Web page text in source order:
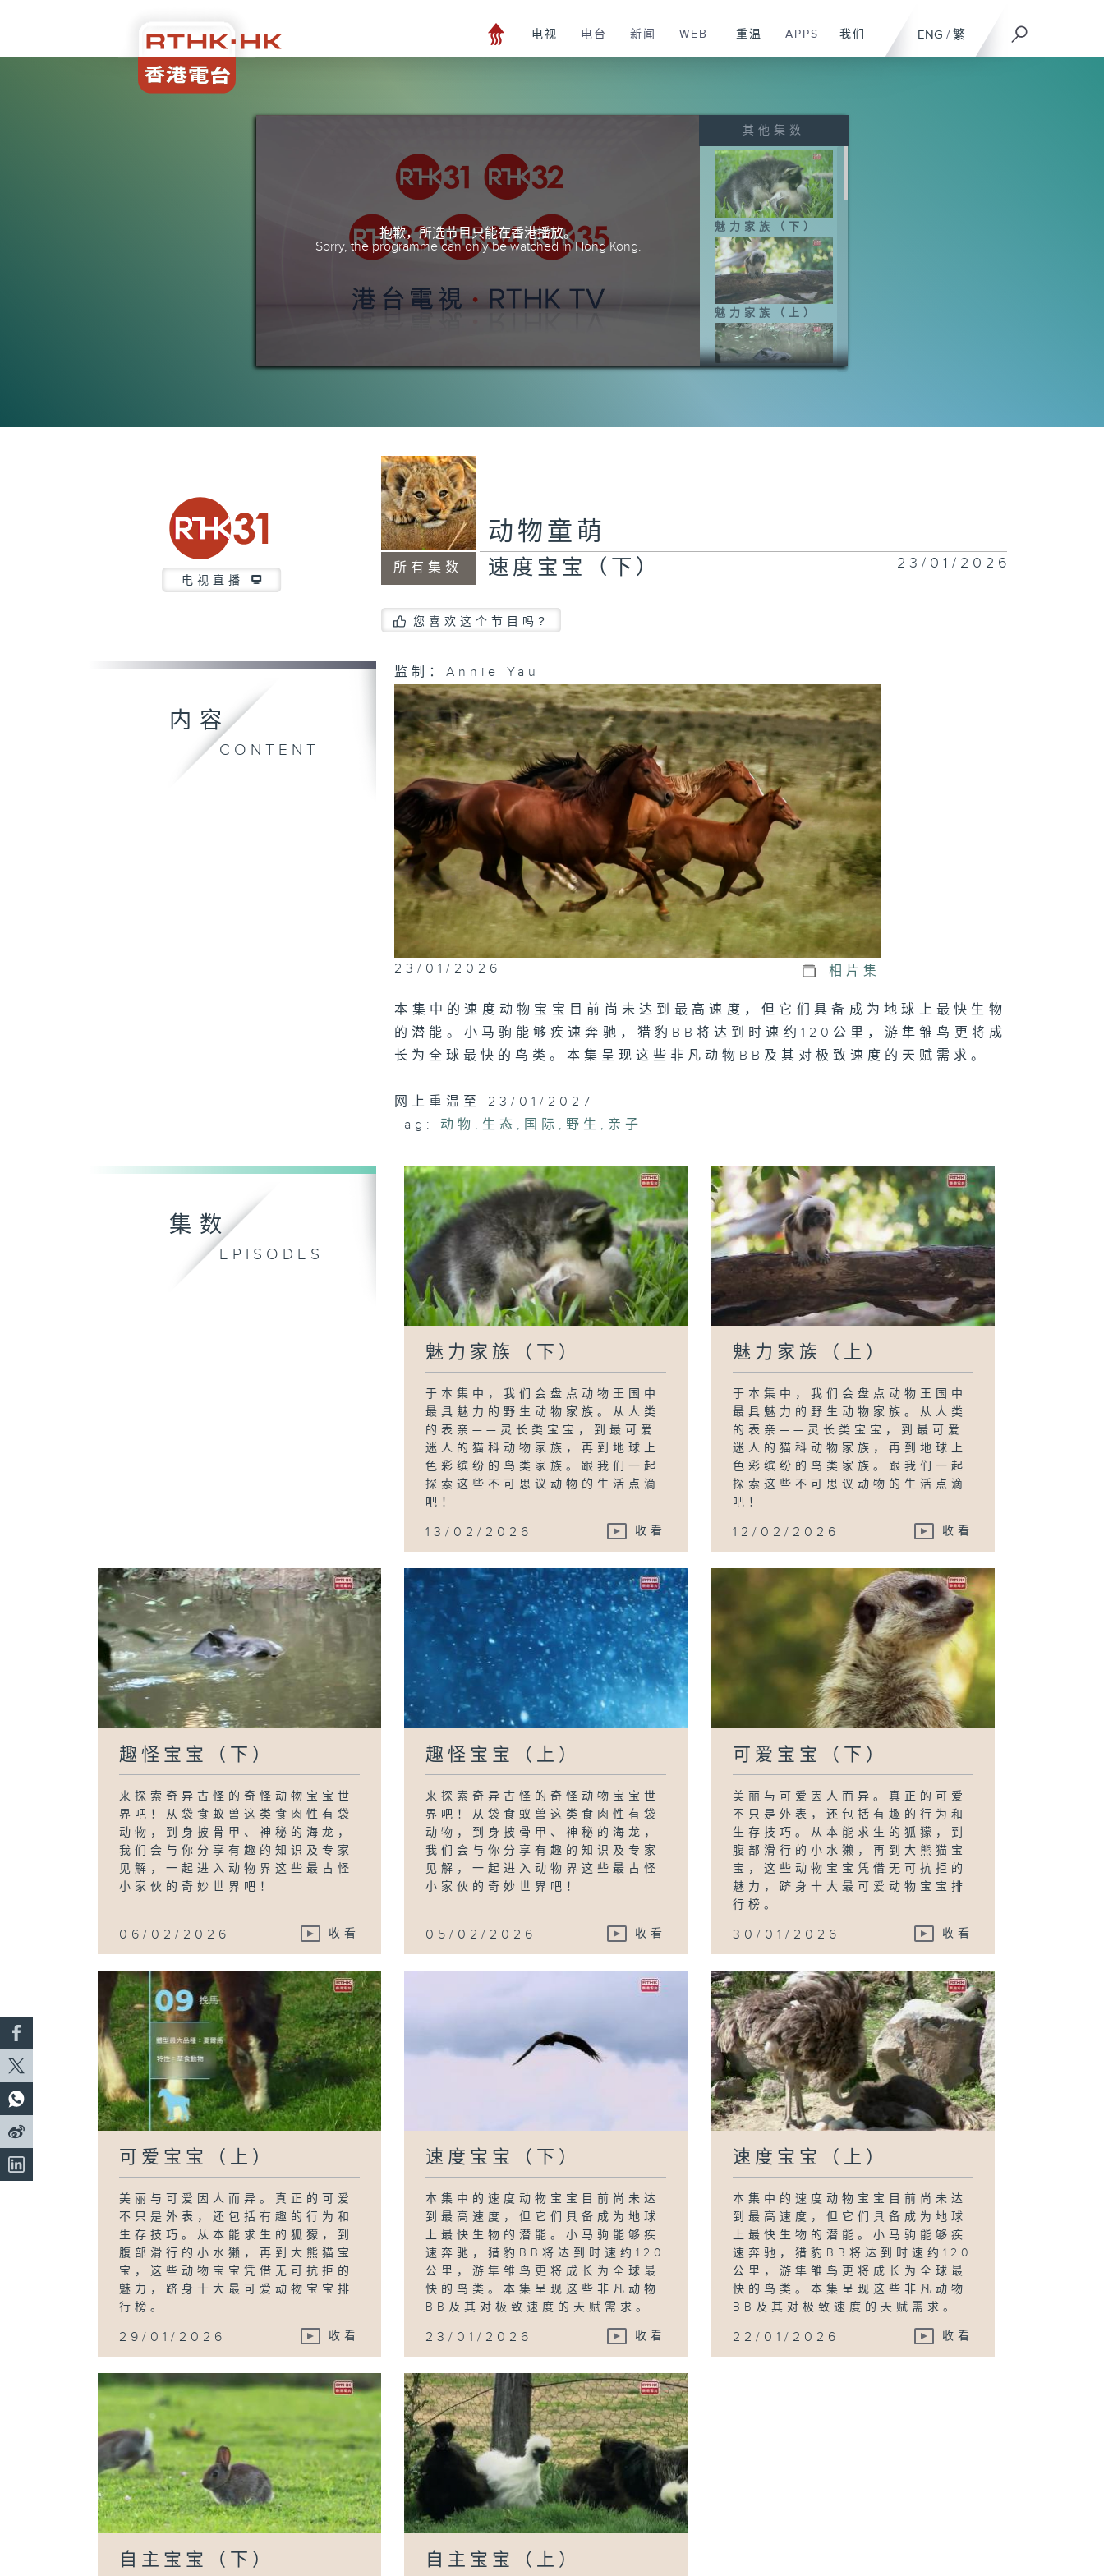
ENG / 繁
电视 电台 新闻 WEB+ 重温 APPS 我们
抱歉，所选节目只能在香港播放。
Sorry, the programme can only be watched in Hong Kong.
其他集数
魅力家族（下）
魅力家族（上）
速度宝宝（上）
自主宝宝（下）
自主宝宝（上）
慢活宝宝（下）
电视直播
所有集数
动物童萌
速度宝宝（下） 23/01/2026
您喜欢这个节目吗?
内容
CONTENT
监制：Annie Yau
23/01/2026 相片集
本集中的速度动物宝宝目前尚未达到最高速度，但它们具备成为地球上最快生物
的潜能。小马驹能够疾速奔驰，猎豹BB将达到时速约120公里，游隼雏鸟更将成
长为全球最快的鸟类。本集呈现这些非凡动物BB及其对极致速度的天赋需求。
网上重温至 23/01/2027
Tag:
动物 , 生态 , 国际 ,野生 , 亲子
集数
EPISODES
魅力家族（下）
于本集中，我们会盘点动物王国中
最具魅力的野生动物家族。从人类
的表亲——灵长类宝宝，到最可爱
迷人的猫科动物家族，再到地球上
色彩缤纷的鸟类家族。跟我们一起
探索这些不可思议动物的生活点滴
吧！
13/02/2026 收看
魅力家族（上）
于本集中，我们会盘点动物王国中
最具魅力的野生动物家族。从人类
的表亲——灵长类宝宝，到最可爱
迷人的猫科动物家族，再到地球上
色彩缤纷的鸟类家族。跟我们一起
探索这些不可思议动物的生活点滴
吧！
12/02/2026 收看
趣怪宝宝（下）
来探索奇异古怪的奇怪动物宝宝世
界吧！从袋食蚁兽这类食肉性有袋
动物，到身披骨甲、神秘的海龙，
我们会与你分享有趣的知识及专家
见解，一起进入动物界这些最古怪
小家伙的奇妙世界吧！
06/02/2026 收看
趣怪宝宝（上）
来探索奇异古怪的奇怪动物宝宝世
界吧！从袋食蚁兽这类食肉性有袋
动物，到身披骨甲、神秘的海龙，
我们会与你分享有趣的知识及专家
见解，一起进入动物界这些最古怪
小家伙的奇妙世界吧！
05/02/2026 收看
可爱宝宝（下）
美丽与可爱因人而异。真正的可爱
不只是外表，还包括有趣的行为和
生存技巧。从本能求生的狐獴，到
腹部滑行的小水獭，再到大熊猫宝
宝，这些动物宝宝凭借无可抗拒的
魅力，跻身十大最可爱动物宝宝排
行榜。
30/01/2026 收看
可爱宝宝（上）
美丽与可爱因人而异。真正的可爱
不只是外表，还包括有趣的行为和
生存技巧。从本能求生的狐獴，到
腹部滑行的小水獭，再到大熊猫宝
宝，这些动物宝宝凭借无可抗拒的
魅力，跻身十大最可爱动物宝宝排
行榜。
29/01/2026 收看
速度宝宝（下）
本集中的速度动物宝宝目前尚未达
到最高速度，但它们具备成为地球
上最快生物的潜能。小马驹能够疾
速奔驰，猎豹BB将达到时速约120
公里，游隼雏鸟更将成长为全球最
快的鸟类。本集呈现这些非凡动物
BB及其对极致速度的天赋需求。
23/01/2026 收看
速度宝宝（上）
本集中的速度动物宝宝目前尚未达
到最高速度，但它们具备成为地球
上最快生物的潜能。小马驹能够疾
速奔驰，猎豹BB将达到时速约120
公里，游隼雏鸟更将成长为全球最
快的鸟类。本集呈现这些非凡动物
BB及其对极致速度的天赋需求。
22/01/2026 收看
自主宝宝（下） 自主宝宝（上）